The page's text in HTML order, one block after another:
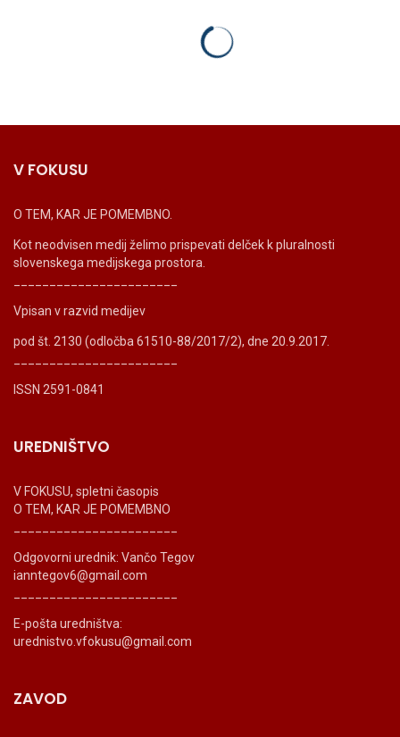
V FOKUSU
O TEM, KAR JE POMEMBNO.
Kot neodvisen medij želimo prispevati delček k pluralnosti
slovenskega medijskega prostora.
Vpisan v razvid medijev
pod št. 2130 (odločba 61510-88/2017/2), dne 20.9.2017.
ISSN 2591-0841
UREDNIŠTVO
V FOKUSU, spletni časopis
O TEM, KAR JE POMEMBNO
Odgovorni urednik: Vančo Tegov
ianntegov6@gmail.com
E-pošta uredništva:
urednistvo.vfokusu@gmail.com
ZAVOD